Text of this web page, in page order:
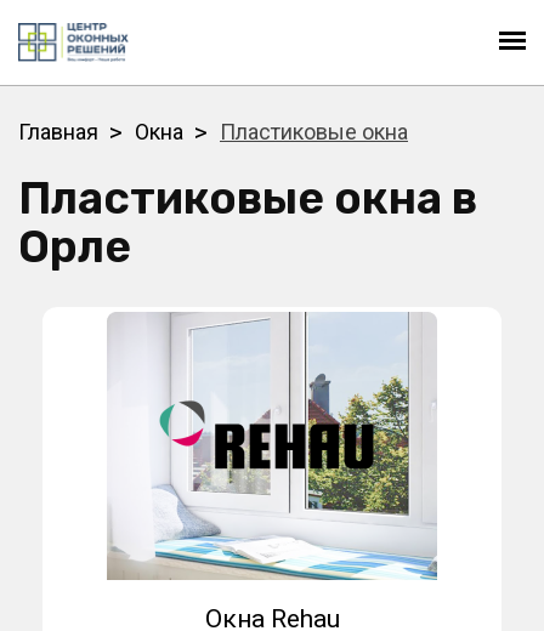
Главная Окна Пластиковые окна
Пластиковые окна в
Орле
Окна Rehau